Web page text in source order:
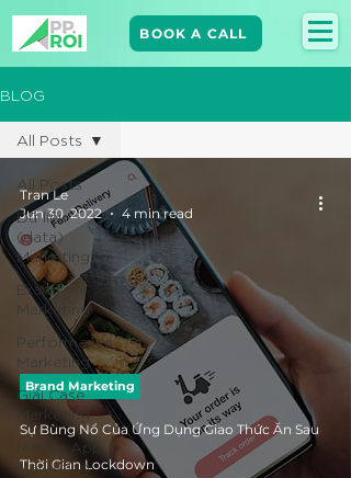
BOOK A CALL
BLOG
All Posts
Dữ liệu
(data)
Marketing
Brand
Marketing​
Performance
Marketing
Giải Case
Marketing
Mobile App
Marketing
All Posts
Sự Bùng Nổ Của Ứng Dụng Giao Thức Ăn Sau
Thời Gian Lockdown
Brand Marketing​
Tran Le
Jun 30, 2022
4 min read